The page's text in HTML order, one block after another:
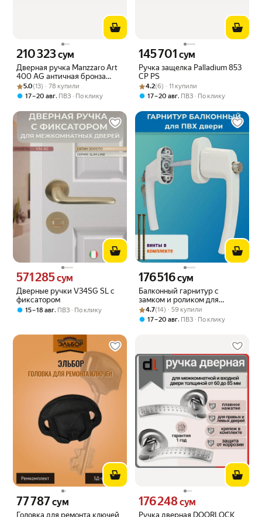
Дверная ручка Manzzaro Art
400 AG античная бронза
(blue)
Цена 210323 сум вместо
210 323сум
Рейтинг товара: 5.0 из 5
Оценок: (13) · 78 купили
5.0(13) · 78 купили
17 – 20 авг, ПВЗ По клику
Ручка защелка Palladium 853
CP PS
Цена 145701 сум вместо
145 701 сум
Рейтинг товара: 4.2 из 5
Оценок: (6) · 11 купили
4.2(6) · 11 купили
17 – 20 авг, ПВЗ По клику
Дверные ручки V34SG SL с
фиксатором
Цена 571285 сум вместо
571 285сум
15 – 18 авг, ПВЗ По клику
Балконный гарнитур с
замком и роликом для
дверей ПВХ
Цена 176516 сум вместо
176 516сум
Рейтинг товара: 4.7 из 5
Оценок: (14) · 59 купили
4.7(14) · 59 купили
17 – 20 авг, ПВЗ По клику
Головка для ремонта ключей
Цена 77787 сум вместо
77 787сум
Ручка дверная DOORLOCK
Цена 176248 сум вместо
176 248сум